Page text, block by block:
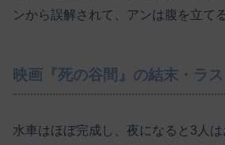
ンから誤解されて、アンは腹を立てる
映画『死の谷間』の結末・ラス
水車はほぼ完成し、夜になると3人